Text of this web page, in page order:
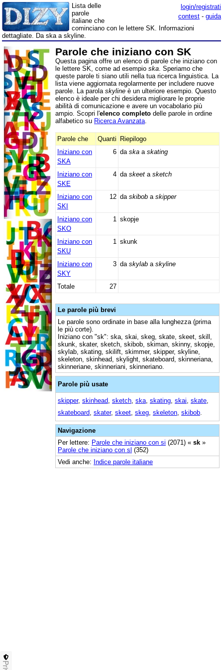
login/registrati
contest - guida
Lista delle
parole
italiane che
cominciano con le lettere SK. Informazioni
dettagliate. Da ska a skyline.
Parole che iniziano con SK
Questa pagina offre un elenco di parole che iniziano con
le lettere SK, come ad esempio ska . Speriamo che
queste parole ti siano utili nella tua ricerca linguistica. La
lista viene aggiornata regolarmente per includere nuove
parole. La parola skyline è un ulteriore esempio. Questo
elenco è ideale per chi desidera migliorare le proprie
abilità di comunicazione e avere un vocabolario più
ampio. Scopri l'elenco completo delle parole in ordine
alfabetico su Ricerca Avanzata
Parole che Quanti Riepilogo
Iniziano con
SKA
6 da ska a skating
Iniziano con
SKE
4 da skeet a sketch
Iniziano con
SKI
12 da skibob a skipper
Iniziano con
SKO
1 skopje
Iniziano con
SKU
1 skunk
Iniziano con
SKY
3 da skylab a skyline
Totale 27
Le parole più brevi
Le parole sono ordinate in base alla lunghezza (prima
le più corte).
Iniziano con "sk": ska, skai, skeg, skate, skeet, skill,
skunk, skater, sketch, skibob, skiman, skinny, skopje,
skylab, skating, skilift, skimmer, skipper, skyline,
skeleton, skinhead, skylight, skateboard, skinneriana,
skinneriane, skinneriani, skinneriano.
Parole più usate
skipper, skinhead sketch ska skating skai skate
skateboard skater, skeet skeg skeleton skibob
Navigazione
Per lettere: Parole che iniziano con si (2071) « sk »
Parole che iniziano con sl (352)
Vedi anche: Indice parole italiane